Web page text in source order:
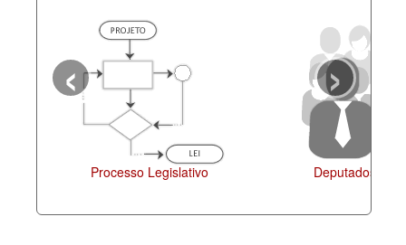
Processo Legislativo Deputados
‹ ›